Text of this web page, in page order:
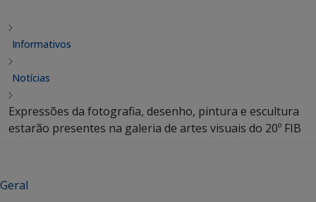
Informativos
Notícias
Expressões da fotografia, desenho, pintura e escultura
estarão presentes na galeria de artes visuais do 20º FIB
Geral